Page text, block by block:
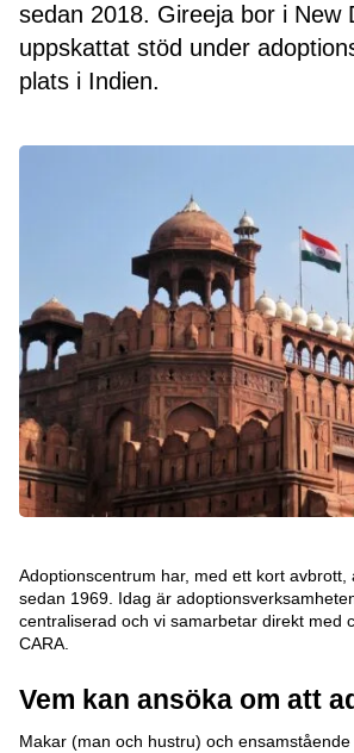
sedan 2018. Gireeja bor i New
uppskattat stöd under
plats i Indien.
Adoptionscentrum har, med ett kort avbrott,
sedan 1969. Idag är
centraliserad och vi samarbetar direkt med
CARA.
Vem kan ansöka om att
Makar (man och hustru) och